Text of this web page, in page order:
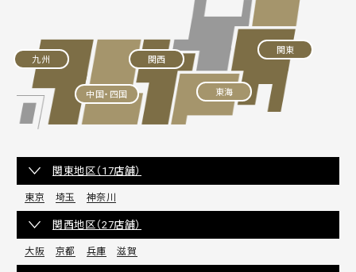
関東
東海
関西
中国・四国
九州
関東地区（17店舗）
東京 埼玉 神奈川
関西地区（27店舗）
大阪 京都 兵庫 滋賀